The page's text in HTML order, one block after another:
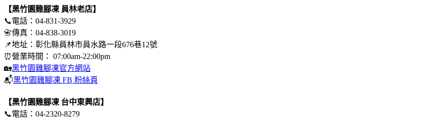
【黑竹園雞腳凍 員林老店】
📞電話：04-831-3929
📇傳真：04-838-3019
📌地址：彰化縣員林市員水路一段676巷12號
⏰營業時間： 07:00am-22:00pm
🏡黑竹園雞腳凍官方網站
📬黑竹園雞腳凍 FB 粉絲頁
【黑竹園雞腳凍 台中東興店】
📞電話：04-2320-8279